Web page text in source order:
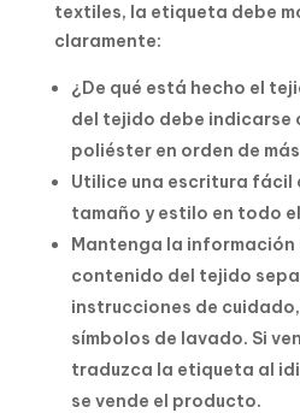
textiles, la etiqueta debe
claramente:
¿De qué está hecho el
del tejido debe indicarse
poliéster en orden de
Utilice una escritura fácil
tamaño y estilo en todo
Mantenga la información
contenido del tejido
instrucciones de
símbolos de lavado. Si
traduzca la etiqueta al
se vende el producto.